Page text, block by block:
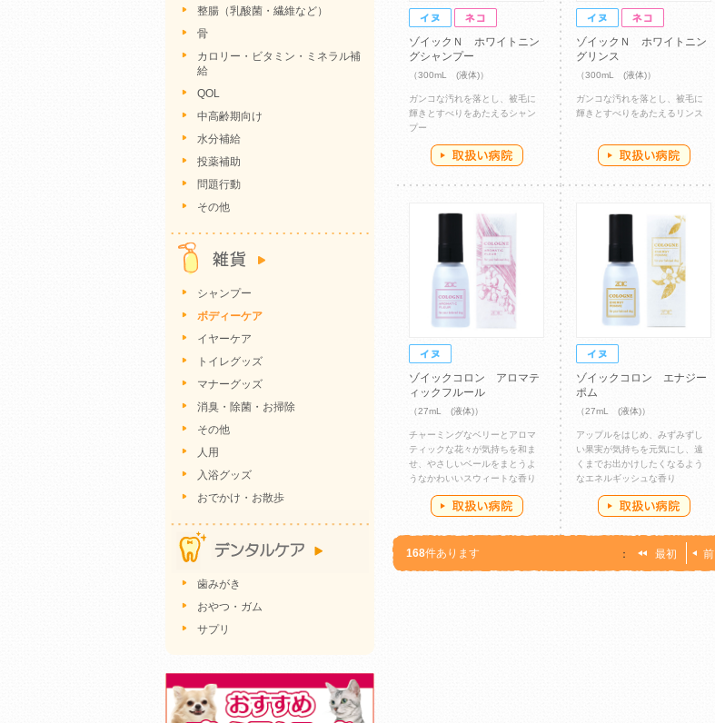
ゾイックＮ ホワイトニン
グシャンプー
（300mL (液体)）
ガンコな汚れを落とし、被毛に
輝きとすべりをあたえるシャン
プー
ゾイックＮ ホワイトニン
グリンス
（300mL (液体)）
ガンコな汚れを落とし、被毛に
輝きとすべりをあたえるリンス
ゾイックコロン アロマテ
ィックフルール
（27mL (液体)）
チャーミングなベリーとアロマ
ティックな花々が気持ちを和ま
せ、やさしいベールをまとうよ
うなかわいいスウィートな香り
ゾイックコロン エナジー
ポム
（27mL (液体)）
アップルをはじめ、みずみずし
い果実が気持ちを元気にし、遠
くまでお出かけしたくなるよう
なエネルギッシュな香り
168件あります ： 最初 前
整腸（乳酸菌・繊維など）
骨
カロリー・ビタミン・ミネラル補
給
QOL
中高齢期向け
水分補給
投薬補助
問題行動
その他
シャンプー
ボディーケア
イヤーケア
トイレグッズ
マナーグッズ
消臭・除菌・お掃除
その他
人用
入浴グッズ
おでかけ・お散歩
歯みがき
おやつ・ガム
サプリ